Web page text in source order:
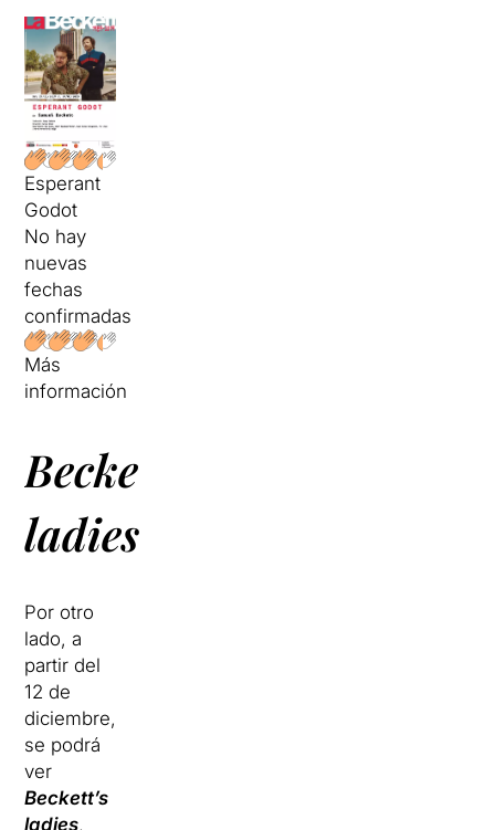
Esperant
Godot
No hay
nuevas
fechas
confirmadas
Más
información
Beckett’s
ladies
Por otro
lado, a
partir del
12 de
diciembre,
se podrá
ver
Beckett’s
ladies,